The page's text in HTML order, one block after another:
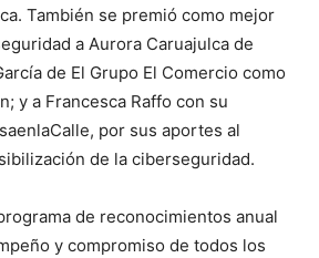
También se premió como mejor
a Aurora Caruajulca de
de El Grupo El Comercio como
y a Francesca Raffo con su
por sus aportes al
de la ciberseguridad.
de reconocimientos anual
y compromiso de todos los